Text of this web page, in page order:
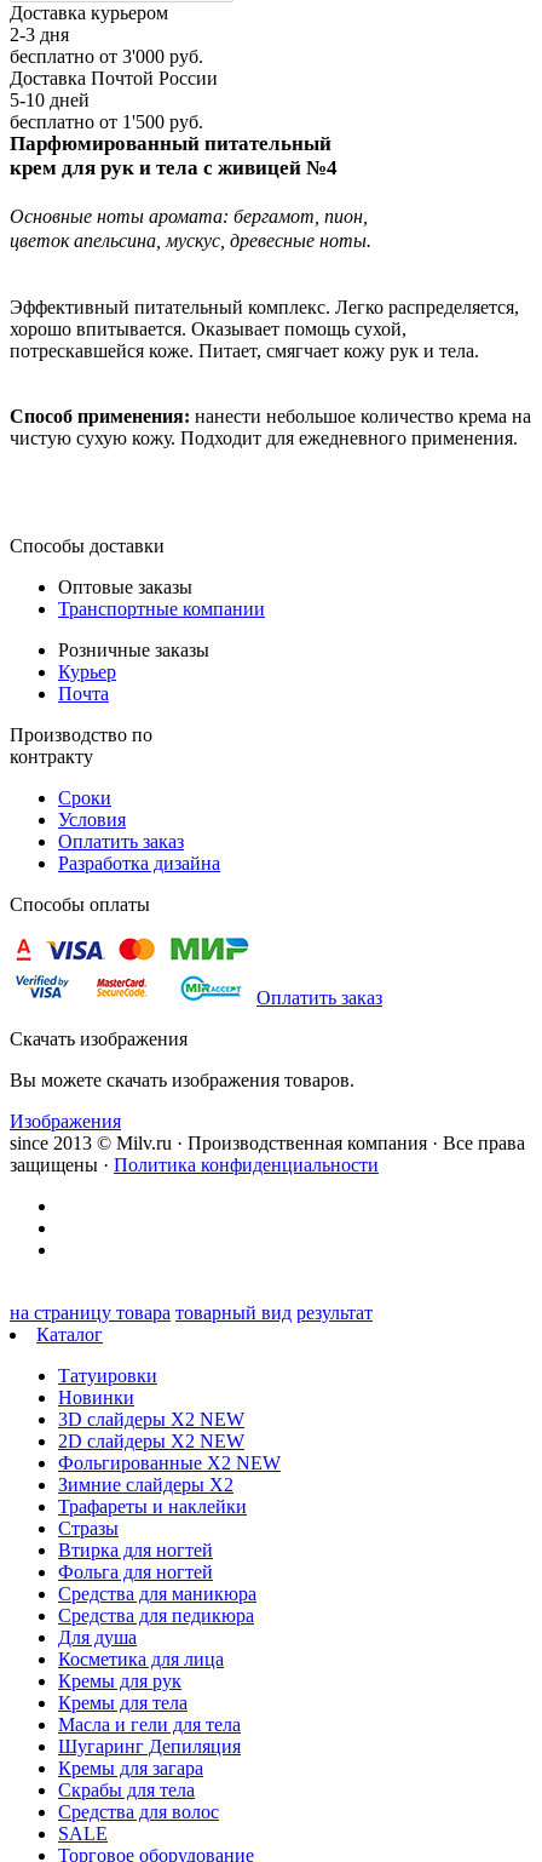
Доставка курьером
2-3 дня
бесплатно от 3'000 руб.
Доставка Почтой России
5-10 дней
бесплатно от 1'500 руб.
Парфюмированный питательный
крем для рук и тела с живицей №4
Основные ноты аромата: бергамот, пион,
цветок апельсина, мускус, древесные ноты.
Эффективный питательный комплекс. Легко распределяется,
хорошо впитывается. Оказывает помощь сухой,
потрескавшейся коже. Питает, смягчает кожу рук и тела.
Способ применения: нанести небольшое количество крема на
чистую сухую кожу. Подходит для ежедневного применения.
Способы доставки
Оптовые заказы
Транспортные компании
Розничные заказы
Курьер
Почта
Производство по
контракту
Сроки
Условия
Оплатить заказ
Разработка дизайна
Способы оплаты
Оплатить заказ
Скачать изображения
Вы можете скачать изображения товаров.
Изображения
since 2013 © Milv.ru · Производственная компания · Все права
защищены · Политика конфиденциальности
на страницу товара товарный вид результат
Каталог
Татуировки
Новинки
3D слайдеры X2 NEW
2D слайдеры X2 NEW
Фольгированные X2 NEW
Зимние слайдеры Х2
Трафареты и наклейки
Стразы
Втирка для ногтей
Фольга для ногтей
Средства для маникюра
Средства для педикюра
Для душа
Косметика для лица
Кремы для рук
Кремы для тела
Масла и гели для тела
Шугаринг Депиляция
Кремы для загара
Скрабы для тела
Средства для волос
SALE
Торговое оборудование